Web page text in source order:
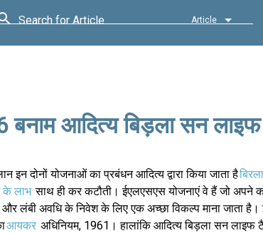
Search for Article Article
आदित्य बिड़ला सन लाइफ
दोनों योजनाओं का प्रबंधन आदित्य द्वारा किया जाता है
के लाभ साथ ही कर कटौती। ईएलएसएस योजनाएं वे हैं जो अपने
लंबी अवधि के निवेश के लिए एक अच्छा विकल्प माना जाता है।
आयकर अधिनियम, 1961। हालांकि आदित्य बिड़ला सन